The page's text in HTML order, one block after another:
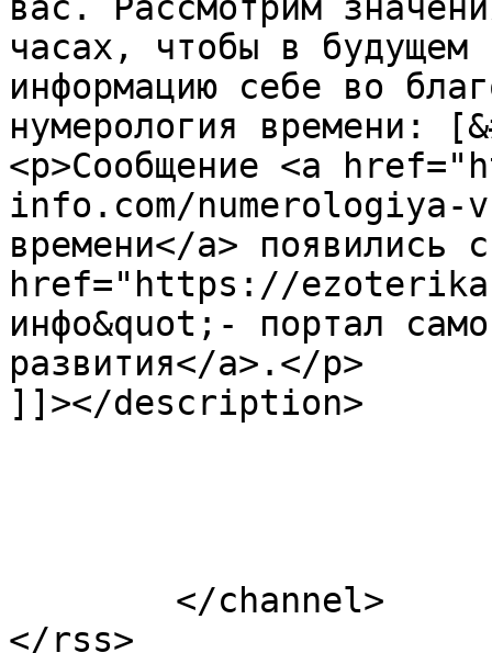
часах, чтобы в будущем
информацию себе во
нумерология времени:
<p>Сообщение <a
info.com/numerologiya-
времени</a> появились
href="https://ezoterika-
инфо&quot;- портал
развития</a>.</p>
]]></description>